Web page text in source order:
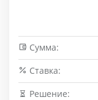
Сумма:
Cтавка:
Решение: